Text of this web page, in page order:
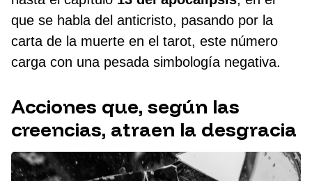
que se habla del anticristo, pasando por la
carta de la muerte en el tarot, este número
carga con una pesada simbología negativa.
Acciones que, según las
creencias, atraen la desgracia